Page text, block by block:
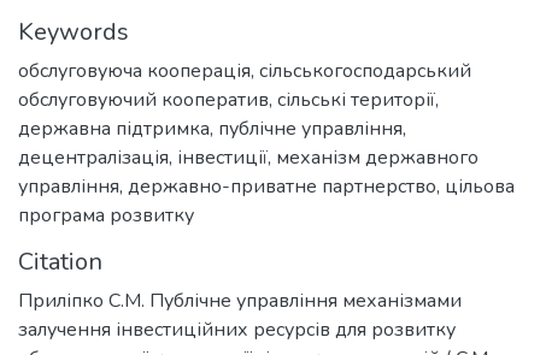
Keywords
обслуговуюча кооперація, сільськогосподарський
обслуговуючий кооператив, сільські території,
державна підтримка, публічне управління,
децентралізація, інвестиції, механізм державного
управління, державно-приватне партнерство, цільова
програма розвитку
Citation
Приліпко С.М. Публічне управління механізмами
залучення інвестиційних ресурсів для розвитку